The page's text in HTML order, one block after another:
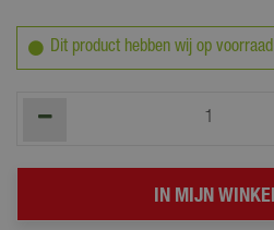
Dit product hebben wij op voorraad